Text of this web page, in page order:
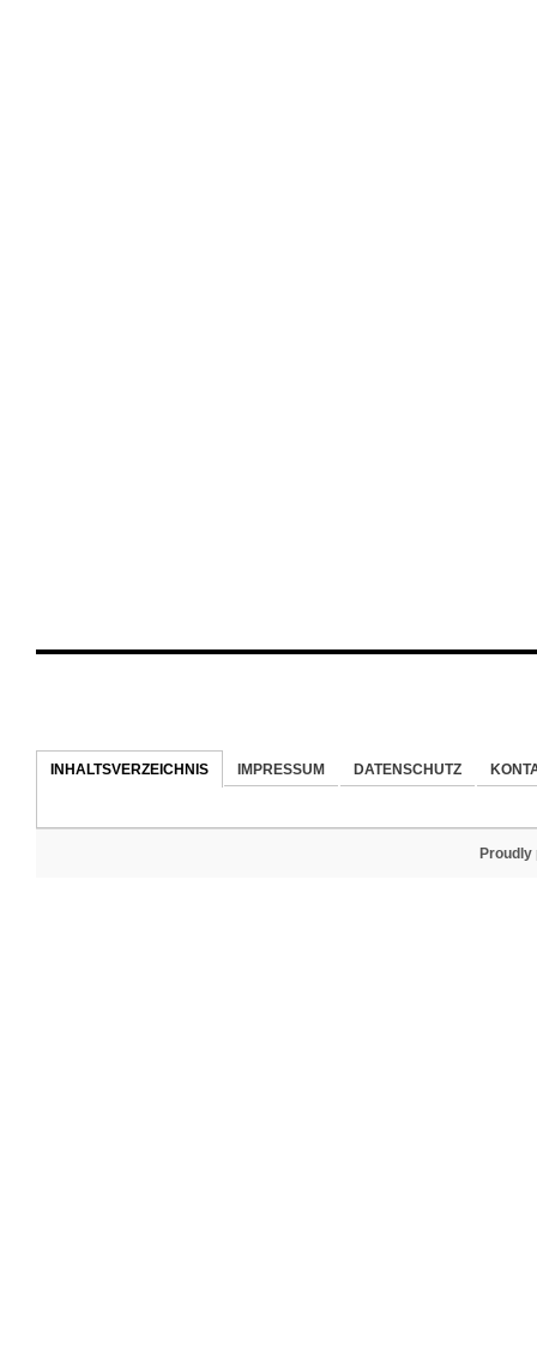
INHALTSVERZEICHNIS IMPRESSUM DATENSCHUTZ
Proudly